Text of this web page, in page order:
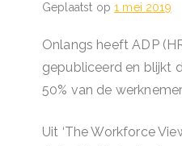
Geplaatst op1 mei 2019
Onlangs heeft ADP
gepubliceerd en blijkt
50% van de
Uit ‘The Workforce